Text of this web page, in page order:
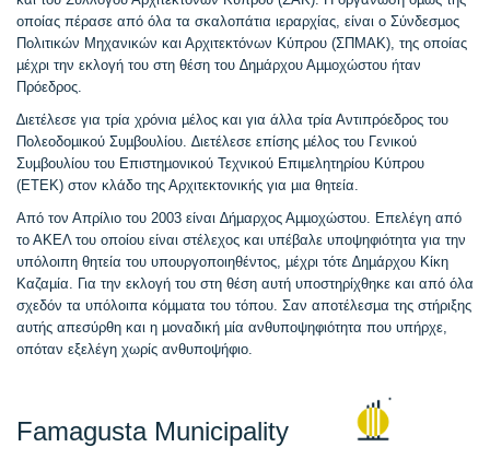
οποίας πέρασε από όλα τα σκαλοπάτια ιεραρχίας, είναι ο Σύνδεσµος
Πολιτικών Μηχανικών και Αρχιτεκτόνων Κύπρου (ΣΠΜΑΚ), της οποίας
µέχρι την εκλογή του στη θέση του ∆ηµάρχου Αµµοχώστου ήταν
Πρόεδρος.
∆ιετέλεσε για τρία χρόνια µέλος και για άλλα τρία Αντιπρόεδρος του
Πολεοδοµικού Συµβουλίου. ∆ιετέλεσε επίσης µέλος του Γενικού
Συµβουλίου του Επιστηµονικού Τεχνικού Επιµελητηρίου Κύπρου
(ΕΤΕΚ) στον κλάδο της Αρχιτεκτονικής για µια θητεία.
Από τον Απρίλιο του 2003 είναι ∆ήµαρχος Αµµοχώστου. Επελέγη από
το ΑΚΕΛ του οποίου είναι στέλεχος και υπέβαλε υποψηφιότητα για την
υπόλοιπη θητεία του υπουργοποιηθέντος, µέχρι τότε ∆ηµάρχου Κίκη
Καζαµία. Για την εκλογή του στη θέση αυτή υποστηρίχθηκε και από όλα
σχεδόν τα υπόλοιπα κόµµατα του τόπου. Σαν αποτέλεσµα της στήριξης
αυτής απεσύρθη και η µοναδική µία ανθυποψηφιότητα που υπήρχε,
οπόταν εξελέγη χωρίς ανθυποψήφιο.
Famagusta Municipality